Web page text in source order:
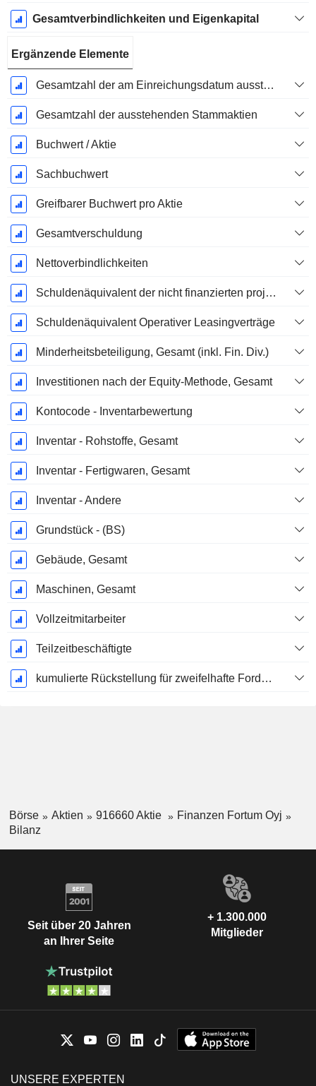
Gesamtverbindlichkeiten und Eigenkapital
Ergänzende Elemente
Gesamtzahl der am Einreichungsdatum ausstehenden Aktien
Gesamtzahl der ausstehenden Stammaktien
Buchwert / Aktie
Sachbuchwert
Greifbarer Buchwert pro Aktie
Gesamtverschuldung
Nettoverbindlichkeiten
Schuldenäquivalent der nicht finanzierten projizierten Leistungspflicht
Schuldenäquivalent Operativer Leasingverträge
Minderheitsbeteiligung, Gesamt (inkl. Fin. Div.)
Investitionen nach der Equity-Methode, Gesamt
Kontocode - Inventarbewertung
Inventar - Rohstoffe, Gesamt
Inventar - Fertigwaren, Gesamt
Inventar - Andere
Grundstück - (BS)
Gebäude, Gesamt
Maschinen, Gesamt
Vollzeitmitarbeiter
Teilzeitbeschäftigte
kumulierte Rückstellung für zweifelhafte Forderungen (Zusatz)
Börse Aktien 916660 Aktie
Finanzen Fortum Oyj
Bilanz
Seit über 20 Jahren
an Ihrer Seite
+ 1.300.000
Mitglieder
UNSERE EXPERTEN